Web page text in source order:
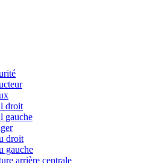
droit
gauche
droit
gauche
arrière centrale